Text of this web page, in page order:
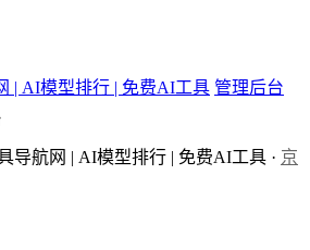
| AI模型排行 | 免费AI工具 管理后台
导航网 | AI模型排行 | 免费AI工具 · 京